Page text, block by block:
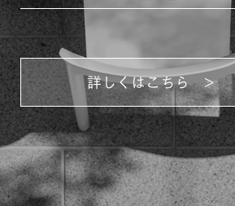
詳しくはこちら >